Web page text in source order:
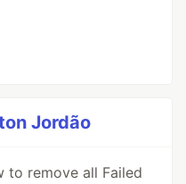
Jordão
to remove all Failed